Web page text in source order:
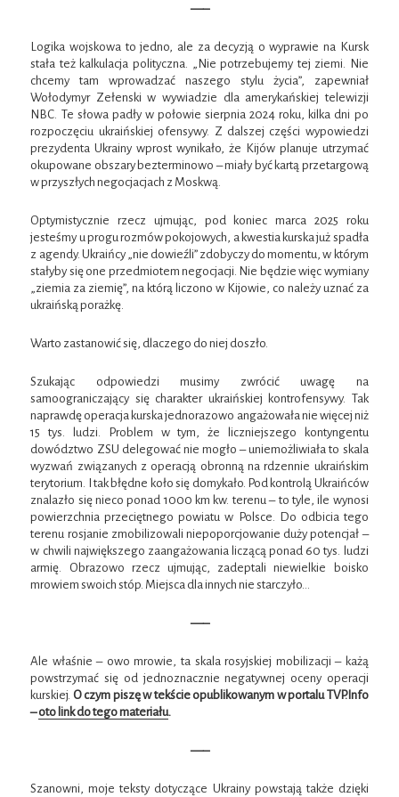
—–
Logika wojskowa to jedno, ale za decyzją o wyprawie na Kursk
stała też kalkulacja polityczna. „Nie potrzebujemy tej ziemi. Nie
chcemy tam wprowadzać naszego stylu życia”, zapewniał
Wołodymyr Zełenski w wywiadzie dla amerykańskiej telewizji
NBC. Te słowa padły w połowie sierpnia 2024 roku, kilka dni po
rozpoczęciu ukraińskiej ofensywy. Z dalszej części wypowiedzi
prezydenta Ukrainy wprost wynikało, że Kijów planuje utrzymać
okupowane obszary bezterminowo – miały być kartą przetargową
w przyszłych negocjacjach z Moskwą.
Optymistycznie rzecz ujmując, pod koniec marca 2025 roku
jesteśmy u progu rozmów pokojowych, a kwestia kurska już spadła
z agendy. Ukraińcy „nie dowieźli” zdobyczy do momentu, w którym
stałyby się one przedmiotem negocjacji. Nie będzie więc wymiany
„ziemia za ziemię”, na którą liczono w Kijowie, co należy uznać za
ukraińską porażkę.
Warto zastanowić się, dlaczego do niej doszło.
Szukając odpowiedzi musimy zwrócić uwagę na
samoograniczający się charakter ukraińskiej kontrofensywy. Tak
naprawdę operacja kurska jednorazowo angażowała nie więcej niż
15 tys. ludzi. Problem w tym, że liczniejszego kontyngentu
dowództwo ZSU delegować nie mogło – uniemożliwiała to skala
wyzwań związanych z operacją obronną na rdzennie ukraińskim
terytorium. I tak błędne koło się domykało. Pod kontrolą Ukraińców
znalazło się nieco ponad 1000 km kw. terenu – to tyle, ile wynosi
powierzchnia przeciętnego powiatu w Polsce. Do odbicia tego
terenu rosjanie zmobilizowali niepoporcjowanie duży potencjał –
w chwili największego zaangażowania liczącą ponad 60 tys. ludzi
armię. Obrazowo rzecz ujmując, zadeptali niewielkie boisko
mrowiem swoich stóp. Miejsca dla innych nie starczyło…
—–
Ale właśnie – owo mrowie, ta skala rosyjskiej mobilizacji – każą
powstrzymać się od jednoznacznie negatywnej oceny operacji
kurskiej. O czym piszę w tekście opublikowanym w portalu TVP.Info
–oto link do tego materiału.
—–
Szanowni, moje teksty dotyczące Ukrainy powstają także dzięki